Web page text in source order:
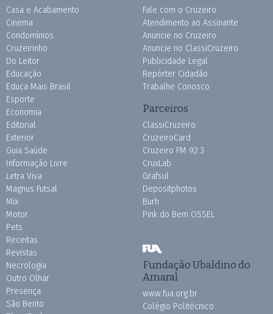
Casa e Acabamento
Cinema
Condomínios
Cruzeirinho
Do Leitor
Educação
Educa Mais Brasil
Esporte
Economia
Editorial
Exterior
Guia Saúde
Informação Livre
Letra Viva
Magnus Futsal
Mix
Motor
Pets
Receitas
Revistas
Necrologia
Outro Olhar
Presença
São Bento
Fale com o Cruzeiro
Atendimento ao Assinante
Anuncie no Cruzeiro
Anuncie no ClassiCruzeiro
Publicidade Legal
Repórter Cidadão
Trabalhe Conosco
Parceiros
ClassiCruzeiro
CruzeiroCard
Cruzeiro FM 92.3
CruxLab
Grafsul
Depositphotos
Burh
Pink do Bem OSSEL
Fundação Ubaldino do
Amaral
www.fua.org.br
Colégio Politécnico